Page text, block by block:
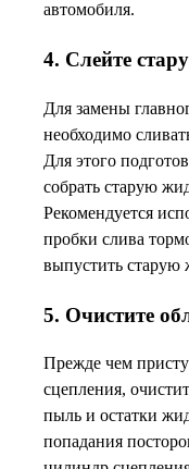
автомобиля.
4. Слейте
Для замены
необходимо
Для этого
собрать старую
Рекомендуется
пробки слива
выпустить старую
5. Очистите
Прежде чем
сцепления,
пыль и остатки
попадания